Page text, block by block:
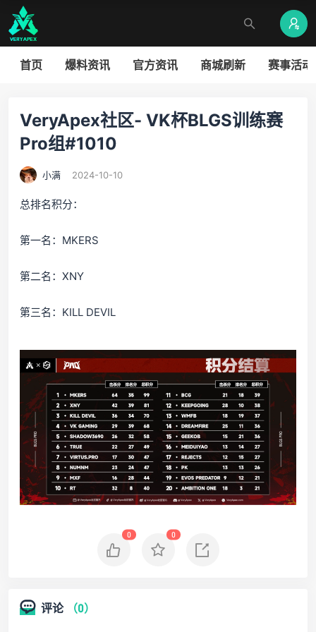
首页 爆料资讯 官方资讯 商城刷新 赛事活动
VeryApex社区- VK杯BLGS训练赛
Pro组#1010
小满 2024-10-10
总排名积分：
第一名：MKERS
第二名：XNY
第三名：KILL DEVIL
0 0
评论 （0）